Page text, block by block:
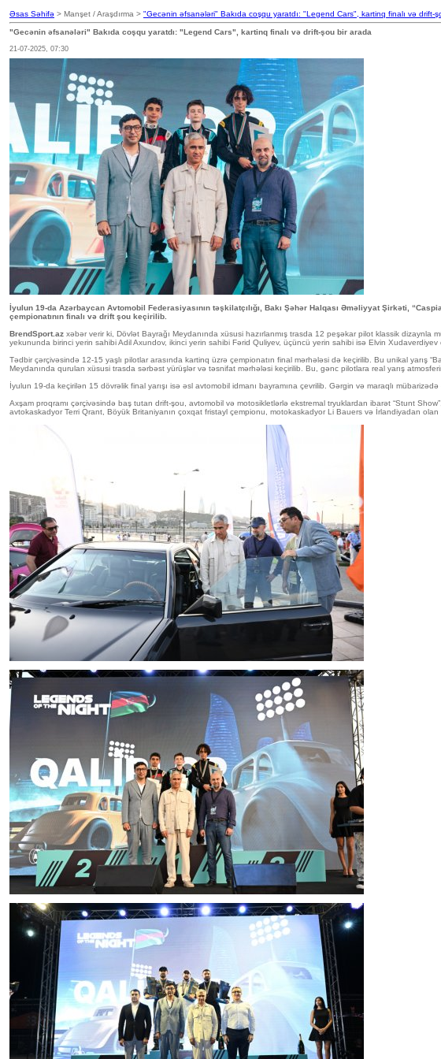
Əsas Səhifə > Manşet / Araşdırma > "Gecənin əfsanələri" Bakıda coşqu yaratdı: "Legend Cars", kartinq finalı və drift-
"Gecənin əfsanələri" Bakıda coşqu yaratdı: "Legend Cars", kartinq finalı və drift-şou bir arada
21-07-2025, 07:30
İyulun 19-da Azərbaycan Avtomobil Federasiyasının təşkilatçılığı, Bakı Şəhər Halqası Əməliyyat Şirkəti,
çempionatının finalı və drift şou keçirilib.
BrendSport.az xəbər verir ki, Dövlət Bayrağı Meydanında xüsusi hazırlanmış trasda 12 peşəkar pilot klassik
yekununda birinci yerin sahibi Adil Axundov, ikinci yerin sahibi Fərid Quliyev, üçüncü yerin sahibi isə Elvin Xudaverdiyev
Tədbir çərçivəsində 12-15 yaşlı pilotlar arasında kartinq üzrə çempionatın final mərhələsi də keçirilib. Bu unikal yarış
Meydanında qurulan xüsusi trasda sərbəst yürüşlər və təsnifat mərhələsi keçirilib. Bu, gənc pilotlara real yarış
İyulun 19-da keçirilən 15 dövrəlik final yarışı isə əsl avtomobil idmanı bayramına çevrilib. Gərgin və maraqlı
Axşam proqramı çərçivəsində baş tutan drift-şou, avtomobil və motosikletlərlə ekstremal tryuklardan ibarət “Stunt
avtokaskadyor Terri Qrant, Böyük Britaniyanın çoxqat fristayl çempionu, motokaskadyor Li Bauers və İrlandiyadan